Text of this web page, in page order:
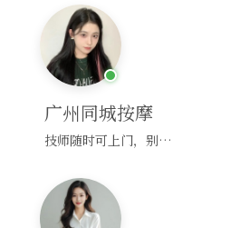
广州同城按摩
技师随时可上门，别啰嗦，赶紧约！